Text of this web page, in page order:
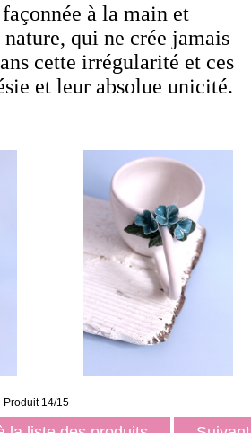
à la main et
qui ne crée jamais
cette irrégularité et ces
et leur absolue unicité.
Produit 14/15